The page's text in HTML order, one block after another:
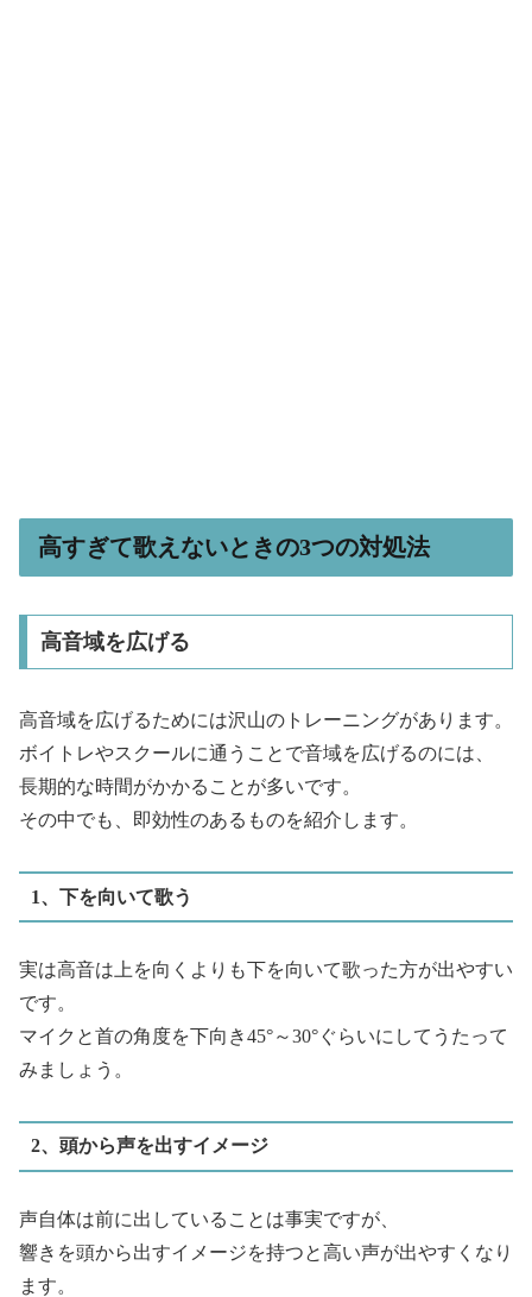
高すぎて歌えないときの3つの対処法
高音域を広げる
高音域を広げるためには沢山のトレーニングがあります。
ボイトレやスクールに通うことで音域を広げるのには、
長期的な時間がかかることが多いです。
その中でも、即効性のあるものを紹介します。
1、下を向いて歌う
実は高音は上を向くよりも下を向いて歌った方が出やすい
です。
マイクと首の角度を下向き45°～30°ぐらいにしてうたって
みましょう。
2、頭から声を出すイメージ
声自体は前に出していることは事実ですが、
響きを頭から出すイメージを持つと高い声が出やすくなり
ます。